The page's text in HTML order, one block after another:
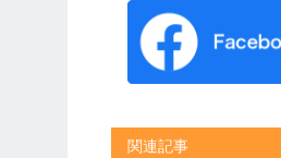
関連記事